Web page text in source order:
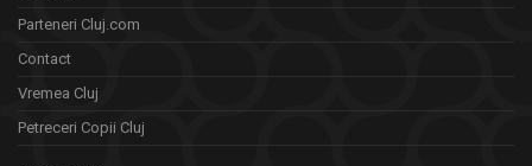
Parteneri Cluj.com
Contact
Vremea Cluj
Petreceri Copii Cluj